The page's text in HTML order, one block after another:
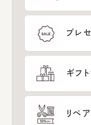
プレ
ギフ
リペ